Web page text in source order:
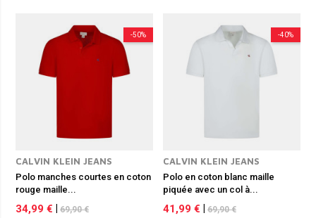
-50%
CALVIN KLEIN JEANS
Polo manches courtes en coton
rouge maille...
34,99 € 69,90 €
-40%
CALVIN KLEIN JEANS
Polo en coton blanc maille
piquée avec un col à...
41,99 € 69,90 €